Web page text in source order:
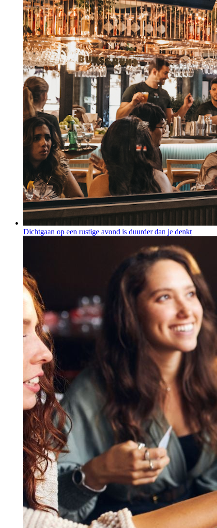
Dichtgaan op een rustige avond is duurder dan je denkt